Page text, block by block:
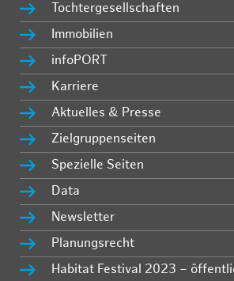
Tochtergesellschaften
Immobilien
infoPORT
Karriere
Aktuelles & Presse
Zielgruppenseiten
Spezielle Seiten
Data
Newsletter
Planungsrecht
Habitat Festival 2023 –